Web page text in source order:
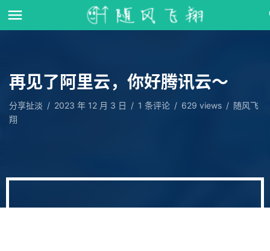
再见了阿里云，你好腾讯云～
分享扯淡 / 2023 年 12 月 3 日 / 1 条评论 / 629 views / 随风飞
翔